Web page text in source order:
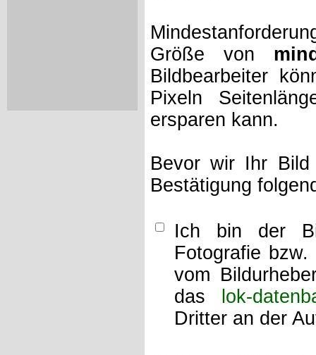
Größe von
Bildbearbeiter
Pixeln
ersparen kann.
Bevor wir Ihr
Bestätigung
Ich bin der
Fotografie
vom
das
lok-
Dritter an der